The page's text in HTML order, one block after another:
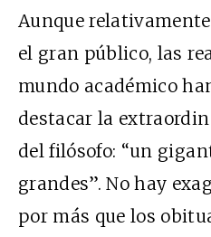
Aunque
el gran público, las
mundo académico
destacar la
del filósofo: “un
grandes”. No hay
por más que los